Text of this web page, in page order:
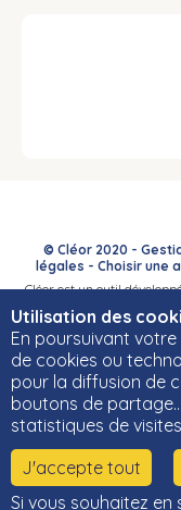
Utilisation des
En poursuivant
de cookies ou
pour la diffusion de
boutons de
statistiques de
J'accepte tout
Si vous souhaitez
© Cléor 2020 -
légales - Choisir une
Cléor est un outil